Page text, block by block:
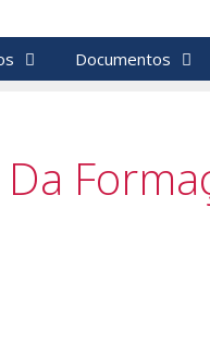
Documentos